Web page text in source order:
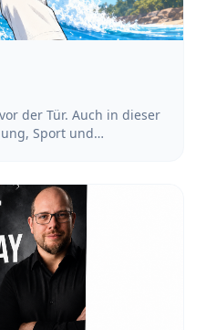
der Tür. Auch in dieser
Sport und
verschiedenen
Termine und
https://team-
sowie von 6 bis 12
26.08. und 31.08.